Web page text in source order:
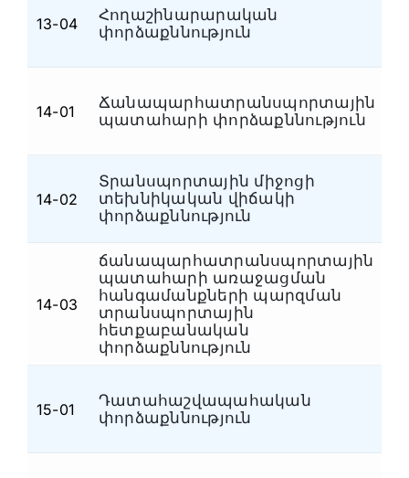
13-04
Հողաշինարարական
փորձաքննություն
14-01
Ճանապարհատրանսպորտային
պատահարի փորձաքննություն
14-02
Տրանսպորտային միջոցի
տեխնիկական վիճակի
փորձաքննություն
14-03
ճանապարհատրանսպորտային
պատահարի առաջացման
հանգամանքների պարզման
տրանսպորտային
հետքաբանական
փորձաքննություն
15-01
Դատահաշվապահական
փորձաքննություն